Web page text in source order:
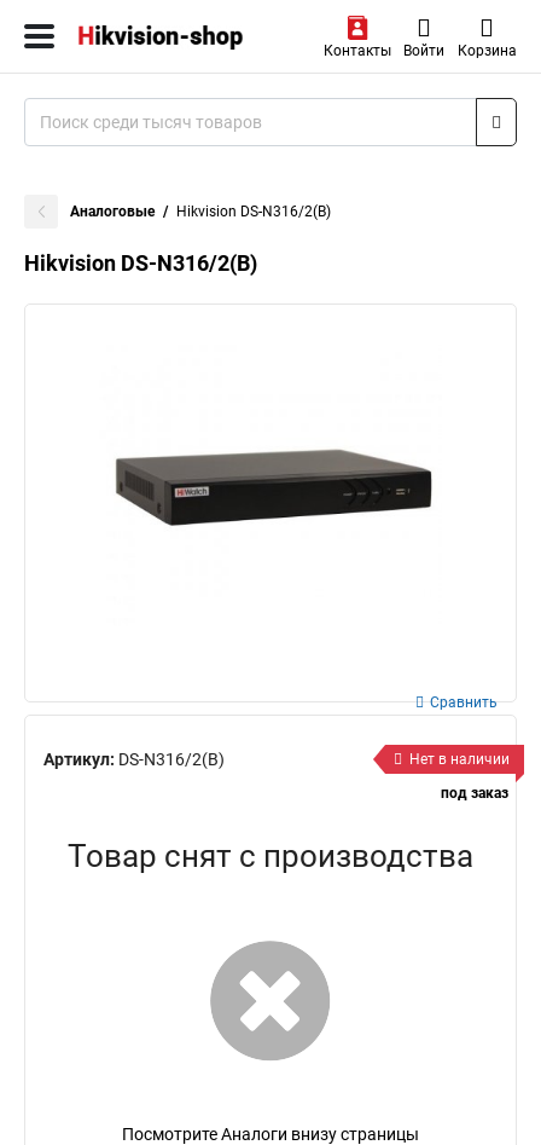
Контакты Войти Корзина
Аналоговые Hikvision DS-N316/2(B)
Hikvision DS-N316/2(B)
Артикул: DS-N316/2(B)
Сравнить
Нет в наличии
под заказ
Товар снят с производства
Посмотрите Аналоги внизу страницы